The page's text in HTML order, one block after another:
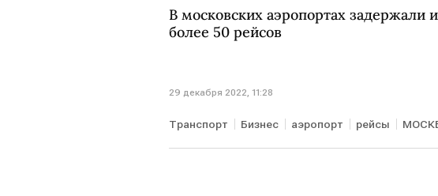
В московских аэропортах задержали
более 50 рейсов
29 декабря 2022, 11:28
Транспорт Бизнес аэропорт рейсы